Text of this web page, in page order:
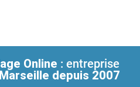
Online : entreprise
depuis 2007